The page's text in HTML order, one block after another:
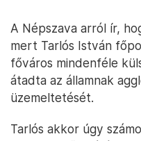
A Népszava arról ír,
mert Tarlós István
főváros mindenféle
átadta az államnak
üzemeltetését.
Tarlós akkor úgy